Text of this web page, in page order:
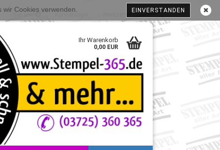
Ihr Warenkorb
0,00 EUR
Cookies verwenden. EINVERSTANDEN